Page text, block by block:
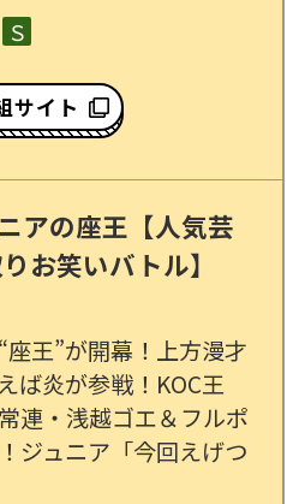
Ｓ
サイト
アの座王【人気芸
お笑いバトル】
王”が開幕！上方漫才
ば炎が参戦！KOC王
連・浅越ゴエ＆フルポ
ジュニア「今回えげつ